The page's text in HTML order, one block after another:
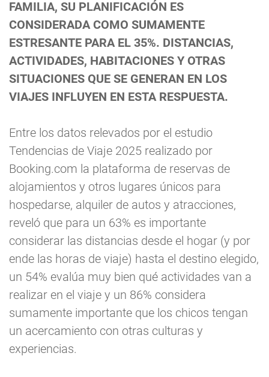
FAMILIA, SU PLANIFICACIÓN ES
CONSIDERADA COMO SUMAMENTE
ESTRESANTE PARA EL 35%. DISTANCIAS,
ACTIVIDADES, HABITACIONES Y OTRAS
SITUACIONES QUE SE GENERAN EN LOS
VIAJES INFLUYEN EN ESTA RESPUESTA.
Entre los datos relevados por el estudio
Tendencias de Viaje 2025 realizado por
Booking.com la plataforma de reservas de
alojamientos y otros lugares únicos para
hospedarse, alquiler de autos y atracciones,
reveló que para un 63% es importante
considerar las distancias desde el hogar (y por
ende las horas de viaje) hasta el destino elegido,
un 54% evalúa muy bien qué actividades van a
realizar en el viaje y un 86% considera
sumamente importante que los chicos tengan
un acercamiento con otras culturas y
experiencias.